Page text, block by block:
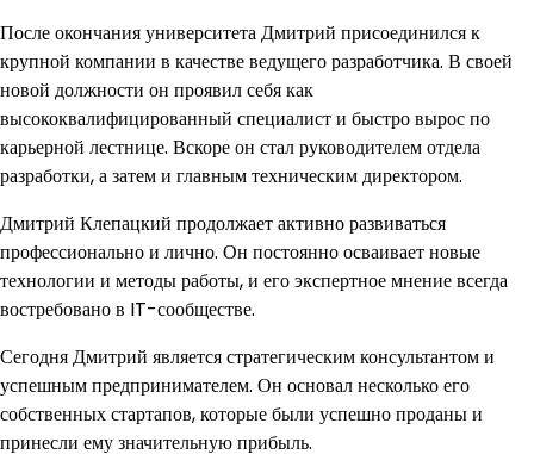
После окончания университета Дмитрий присоединился к
крупной компании в качестве ведущего разработчика. В своей
новой должности он проявил себя как
высококвалифицированный специалист и быстро вырос по
карьерной лестнице. Вскоре он стал руководителем отдела
разработки, а затем и главным техническим директором.
Дмитрий Клепацкий продолжает активно развиваться
профессионально и лично. Он постоянно осваивает новые
технологии и методы работы, и его экспертное мнение всегда
востребовано в IT-сообществе.
Сегодня Дмитрий является стратегическим консультантом и
успешным предпринимателем. Он основал несколько его
собственных стартапов, которые были успешно проданы и
принесли ему значительную прибыль.